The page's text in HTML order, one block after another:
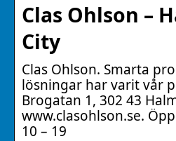
Clas Ohlson –
City
Clas Ohlson. Smarta
lösningar har varit vår
Brogatan 1, 302 43
www.clasohlson.se.
10 – 19